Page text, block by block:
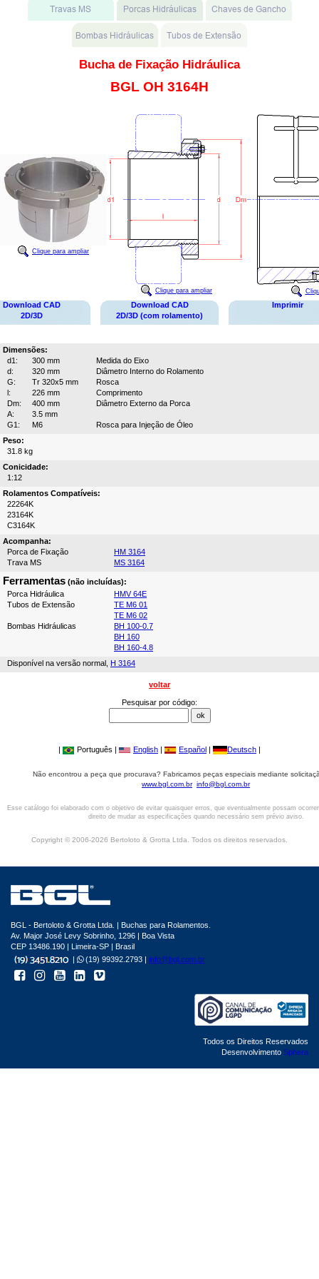
Bucha de Fixação Hidráulica
BGL OH 3164H
Clique para ampliar
Clique para ampliar
Download CAD
2D/3D
Download CAD
2D/3D (com rolamento)
Imprimir
Dimensões:
d1:
300 mm
Medida do Eixo
d:
320 mm
Diâmetro Interno do Rolamento
G:
Tr 320x5 mm
Rosca
l:
226 mm
Comprimento
Dm:
400 mm
Diâmetro Externo da Porca
A:
3.5 mm
G1:
M6
Rosca para Injeção de Óleo
Peso:
31.8 kg
Conicidade:
1:12
Rolamentos Compatíveis:
22264K
23164K
C3164K
Acompanha:
Porca de Fixação
HM 3164
Trava MS
MS 3164
Ferramentas (não incluídas):
Porca Hidráulica
HMV 64E
Tubos de Extensão
TE M6 01
TE M6 02
Bombas Hidráulicas
BH 100-0.7
BH 160
BH 160-4.8
Disponível na versão normal, H 3164
voltar
Pesquisar por código:
| Português | English | Español | Deutsch |
Não encontrou a peça que procurava? Fabricamos peças especiais mediante
www.bgl.com.br info@bgl.com.br
Esse catálogo foi elaborado com o objetivo de evitar quaisquer erros, que eventualmente possam
direito de mudar as especificações quando necessário sem prévio aviso.
Copyright © 2006-2026 Bertoloto & Grotta Ltda. Todos os direitos reservados.
BGL - Bertoloto & Grotta Ltda. | Buchas para Rolamentos.
Av. Major José Levy Sobrinho, 1296 | Boa Vista
CEP 13486.190 | Limeira-SP | Brasil
|
(19) 99392.2793 | info@bgl.com.br
Todos os Direitos Reservados
Desenvolvimento Sphera